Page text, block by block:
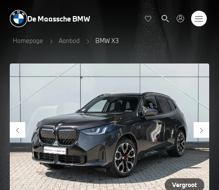
De Maassche BMW
Homepage Aanbod BMW X3
Vergroot